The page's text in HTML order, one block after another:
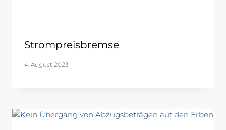
Strompreisbremse
4. August 2023